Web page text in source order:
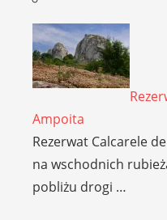
Ampoita
Rezerwat Calcarele
na wschodnich
pobliżu drogi …